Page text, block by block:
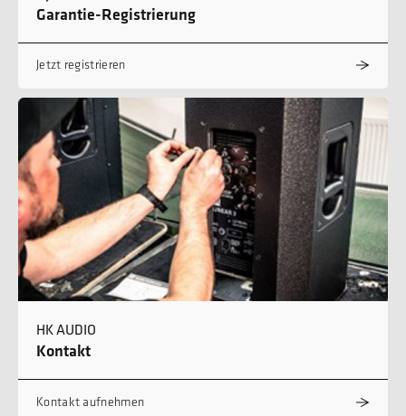
Garantie-Registrierung
Jetzt registrieren
HK AUDIO
Kontakt
Kontakt aufnehmen